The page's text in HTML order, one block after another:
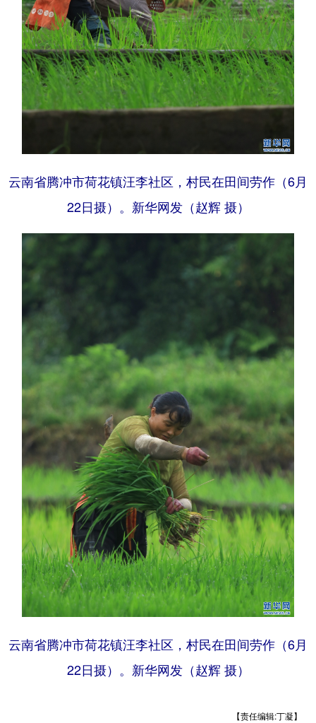
云南省腾冲市荷花镇汪李社区，村民在田间劳作（6月
22日摄）。新华网发（赵辉 摄）
云南省腾冲市荷花镇汪李社区，村民在田间劳作（6月
22日摄）。新华网发（赵辉 摄）
【责任编辑:丁凝】